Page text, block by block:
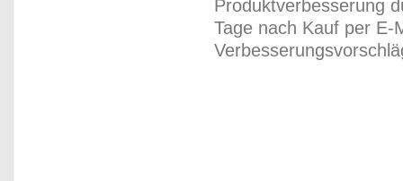
Produktverbesserung
Tage nach Kauf per E-